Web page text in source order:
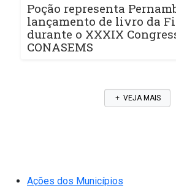
Poção representa
lançamento de livro da
durante o XXXIX
CONASEMS
VEJA MAIS
Ações dos Municípios